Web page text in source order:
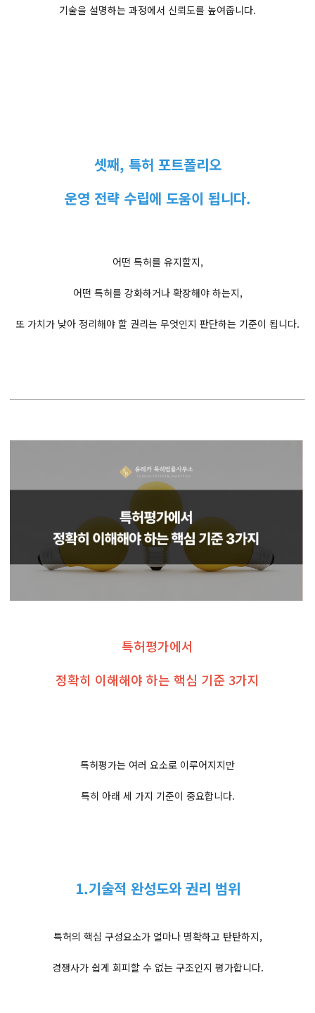
기술을 설명하는 과정에서 신뢰도를 높여줍니다.
셋째, 특허 포트폴리오
운영 전략 수립에 도움이 됩니다.
어떤 특허를 유지할지,
어떤 특허를 강화하거나 확장해야 하는지,
또 가치가 낮아 정리해야 할 권리는 무엇인지 판단하는 기준이 됩니다.
특허평가에서
정확히 이해해야 하는 핵심 기준 3가지
특허평가는 여러 요소로 이루어지지만
특히 아래 세 가지 기준이 중요합니다.
1.기술적 완성도와 권리 범위
특허의 핵심 구성요소가 얼마나 명확하고 탄탄하지,
경쟁사가 쉽게 회피할 수 없는 구조인지 평가합니다.